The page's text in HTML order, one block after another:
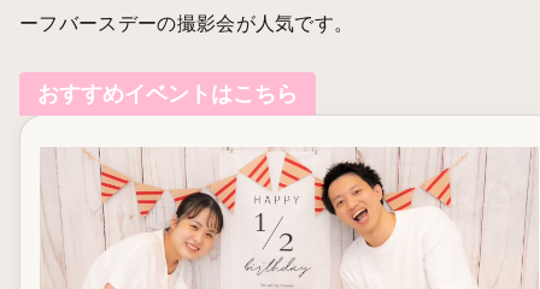
ーフバースデーの撮影会が人気です。
おすすめイベントはこちら